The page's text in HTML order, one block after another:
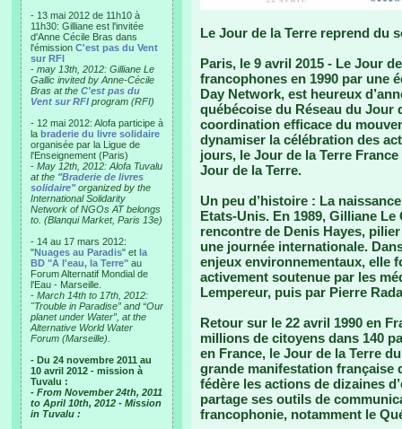
- 13 mai 2012 de 11h10 à
11h30: Gilliane est l'invitée
d'Anne Cécile Bras dans
l'émission C'est pas du Vent
sur RFI
- may 13th, 2012: Gilliane Le
Gallic invited by Anne-Cécile
Bras at the C'est pas du
Vent sur RFI program (RFI)
- 12 mai 2012: Alofa participe à
la braderie du livre solidaire
organisée par la Ligue de
l'Enseignement (Paris)
- May 12th, 2012: Alofa Tuvalu
at the "Braderie de livres
solidaire"organized by the
International Solidarity
Network of NGOs AT belongs
to. (Blanqui Market, Paris 13e)
- 14 au 17 mars 2012:
"Nuages au Paradis" et la
BD "A l'eau, la Terre" au
Forum Alternatif Mondial de
l'Eau - Marseille.
- March 14th to 17th, 2012:
"Trouble in Paradise” and “Our
planet under Water”, at the
Alternative World Water
Forum (Marseille).
- Du 24 novembre 2011 au
10 avril 2012 - mission à
Tuvalu :
- From November 24th, 2011
to April 10th, 2012 - Mission
in Tuvalu :
Le Jour de la Terre reprend du
Paris, le 9 avril 2015 - Le Jour
francophones en 1990 par une
Day Network, est heureux
québécoise du Réseau du Jour
coordination efficace du
dynamiser la célébration des
jours, le Jour de la Terre
Jour de la Terre.
Un peu d’histoire : La
Etats-Unis. En 1989, Gilliane
rencontre de Denis Hayes,
une journée internationale.
enjeux environnementaux, elle
activement soutenue par les
Lempereur, puis par Pierre
Retour sur le 22 avril 1990 en
millions de citoyens dans 140
en France, le Jour de la Terre
grande manifestation française
fédère les actions de dizaines
partage ses outils de
francophonie, notamment le